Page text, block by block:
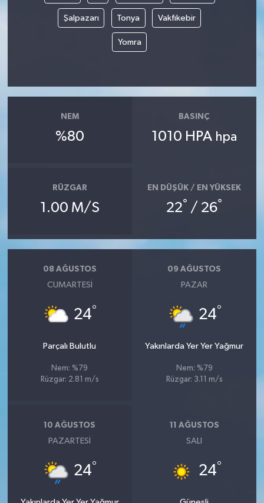
Şalpazarı Tonya Vakfıkebir
Yomra
NEM
%80
BASINÇ
1010 HPA hpa
RÜZGAR
1.00 M/S
EN DÜŞÜK / EN YÜKSEK
22° / 26°
08 AĞUSTOS
CUMARTESI
24°
Parçalı Bulutlu
Nem: %79
Rüzgar: 2.81 m/s
09 AĞUSTOS
PAZAR
24°
Yakınlarda Yer Yer Yağmur
Nem: %79
Rüzgar: 3.11 m/s
10 AĞUSTOS
PAZARTESI
24°
11 AĞUSTOS
SALI
24°